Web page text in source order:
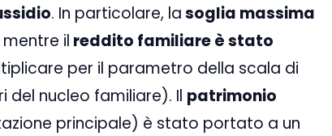
. In particolare, lasoglia massima
mentre il reddito familiare è stato
per il parametro della scala di
del nucleo familiare). Il patrimonio
principale) è stato portato a un